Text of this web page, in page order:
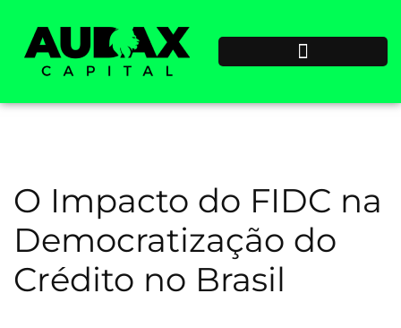
O Impacto do FIDC na
Democratização do
Crédito no Brasil